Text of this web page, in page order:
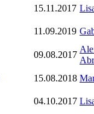
15.11.2017
11.09.2019
09.08.2017
15.08.2018
04.10.2017